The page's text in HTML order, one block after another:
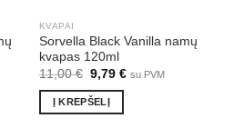
KVAPAI
Sorvella Black Vanilla namų
kvapas 120ml
11,00€ Original
price
was:
11,00 €.
9,79 €Current
su PVM
Į KREPŠELĮ